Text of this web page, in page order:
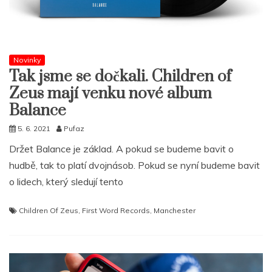
Novinky
Tak jsme se dočkali. Children of
Zeus mají venku nové album
Balance
5. 6. 2021 Pufaz
Držet Balance je základ. A pokud se budeme bavit o
hudbě, tak to platí dvojnásob. Pokud se nyní budeme bavit
o lidech, který sledují tento
Children Of Zeus First Word Records Manchester